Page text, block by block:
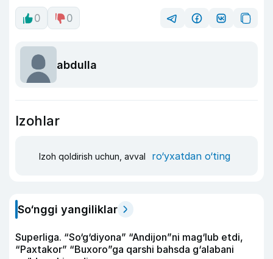
0 0
abdulla
Izohlar
Izoh qoldirish uchun, avval ro‘yxatdan o‘ting
So‘nggi yangiliklar
Superliga. “So‘g‘diyona” “Andijon”ni mag‘lub etdi,
“Paxtakor” “Buxoro”ga qarshi bahsda g‘alabani